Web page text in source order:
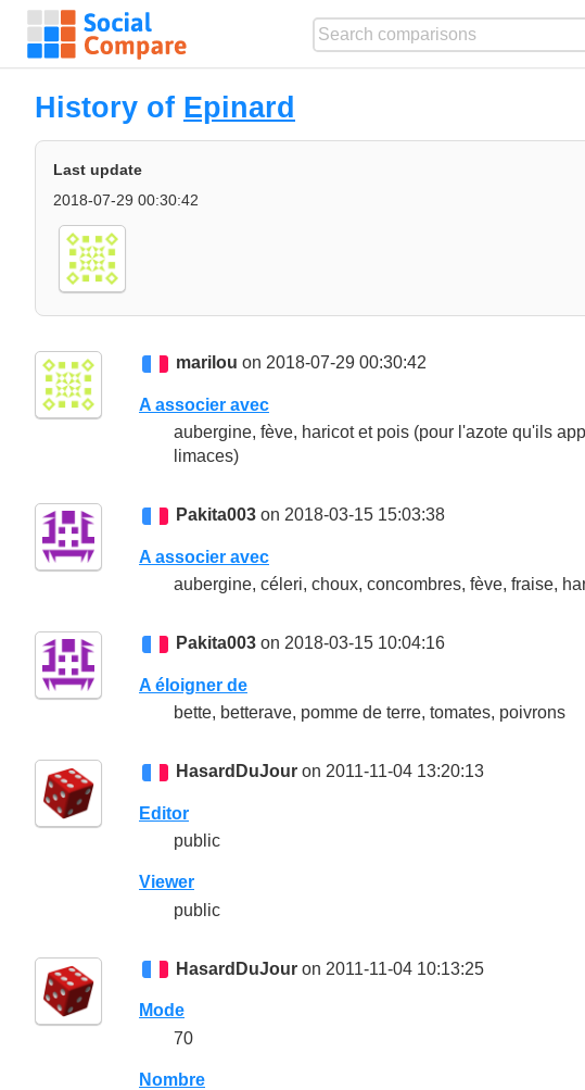
History of Epinard
Last update
2018-07-29 00:30:42
marilou on 2018-07-29 00:30:42
A associer avec
aubergine, fève, haricot et pois (pour l'azote qu'ils
limaces)
Pakita003 on 2018-03-15 15:03:38
A associer avec
aubergine, céleri, choux, concombres, fève, fraise,
Pakita003 on 2018-03-15 10:04:16
A éloigner de
bette, betterave, pomme de terre, tomates, poivrons
HasardDuJour on 2011-11-04 13:20:13
Editor
public
Viewer
public
HasardDuJour on 2011-11-04 10:13:25
Mode
70
Nombre